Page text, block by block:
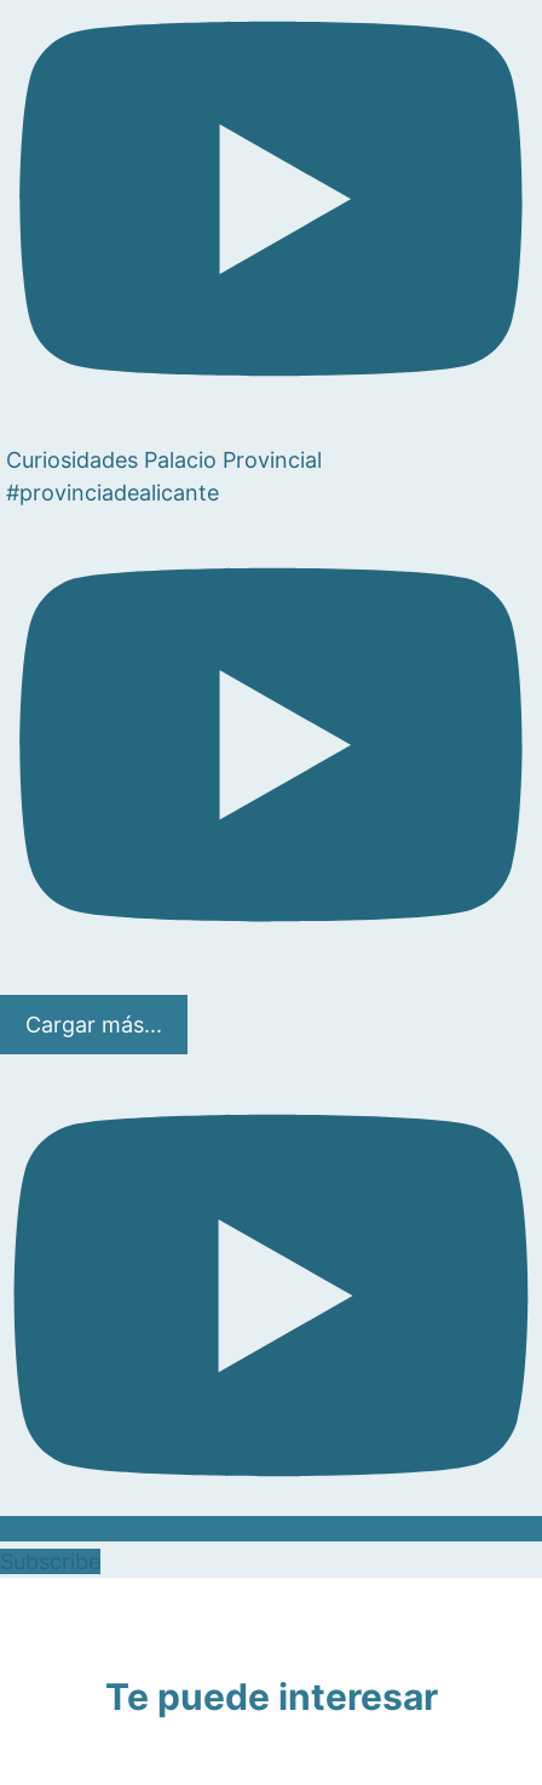
Curiosidades Palacio Provincial
#provinciadealicante
Cargar más...
Te puede interesar